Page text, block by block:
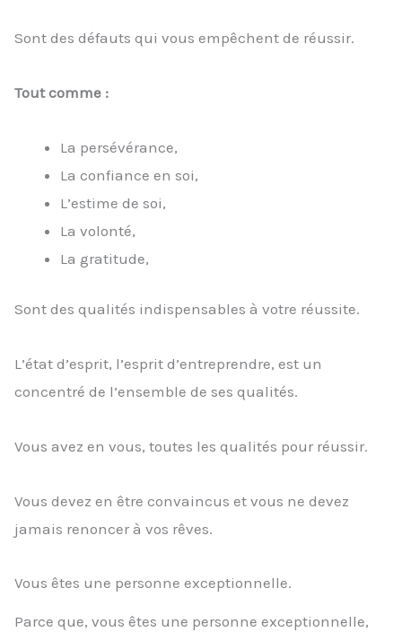
Sont des défauts qui vous empêchent de réussir.
Tout comme :
La persévérance,
La confiance en soi,
L’estime de soi,
La volonté,
La gratitude,
Sont des qualités indispensables à votre réussite.
L’état d’esprit, l’esprit d’entreprendre, est un
concentré de l’ensemble de ses qualités.
Vous avez en vous, toutes les qualités pour réussir.
Vous devez en être convaincus et vous ne devez
jamais renoncer à vos rêves.
Vous êtes une personne exceptionnelle.
Parce que, vous êtes une personne exceptionnelle,